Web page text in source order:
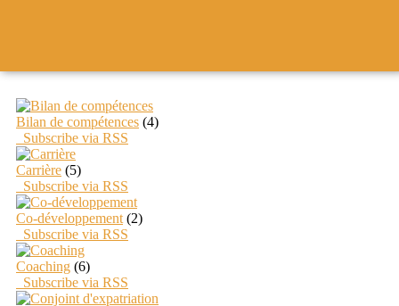
Bilan de compétences (4)
Subscribe via RSS
Carrière (5)
Subscribe via RSS
Co-développement (2)
Subscribe via RSS
Coaching (6)
Subscribe via RSS